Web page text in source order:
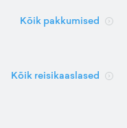
Kõik pakkumised
Kõik reisikaaslased